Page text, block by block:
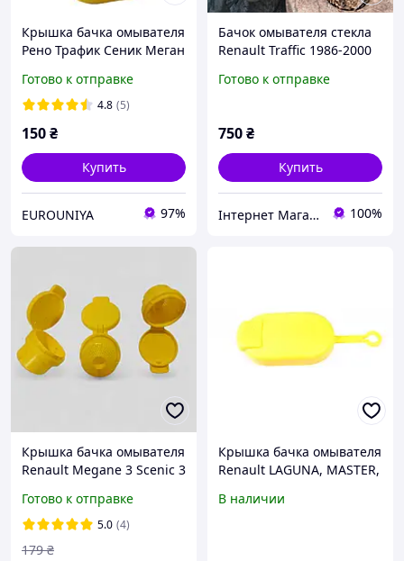
Крышка бачка омывателя
Рено Трафик Сеник Меган
Scenic
Готово к отправке
4.8 (5)
150₴
Купить
EUROUNIYA 97%
Бачок омывателя стекла
Renault Traffic 1986-2000
Готово к отправке
750₴
Купить
Інтернет Магазин Авторазборка Мікроавтобусів 100%
Крышка бачка омывателя
Renault Megane 3 Scenic 3
Logan II 289130999R
Готово к отправке
5.0 (4)
179 ₴
Крышка бачка омывателя
Renault LAGUNA, MASTER,
SCENIC, TRAFIC, TWINGO,
В наличии